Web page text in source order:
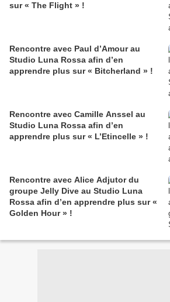
sur « The Flight » !
Rencontre avec Paul d’Amour au
Studio Luna Rossa afin d’en
apprendre plus sur « Bitcherland » !
Rencontre avec Camille Anssel au
Studio Luna Rossa afin d’en
apprendre plus sur « L’Etincelle » !
Rencontre avec Alice Adjutor du
groupe Jelly Dive au Studio Luna
Rossa afin d’en apprendre plus sur «
Golden Hour » !